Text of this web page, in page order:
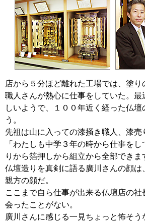
店から５分ほど離れた工場では、塗
職人さんが熱心に仕事をしていた。最
しいようで、１００年近く経った仏壇
う。
先祖は山に入っての漆掻き職人、漆売
「わたしも中学３年の時から仕事を
りから箔押しから組立から全部できま
仏壇造りを真剣に語る廣川さんの顔は
親方の顔だ。
ここまで自ら仕事が出来る仏壇店の社
会ったことがない。
廣川さんに感じる一見ちょっと怖そう